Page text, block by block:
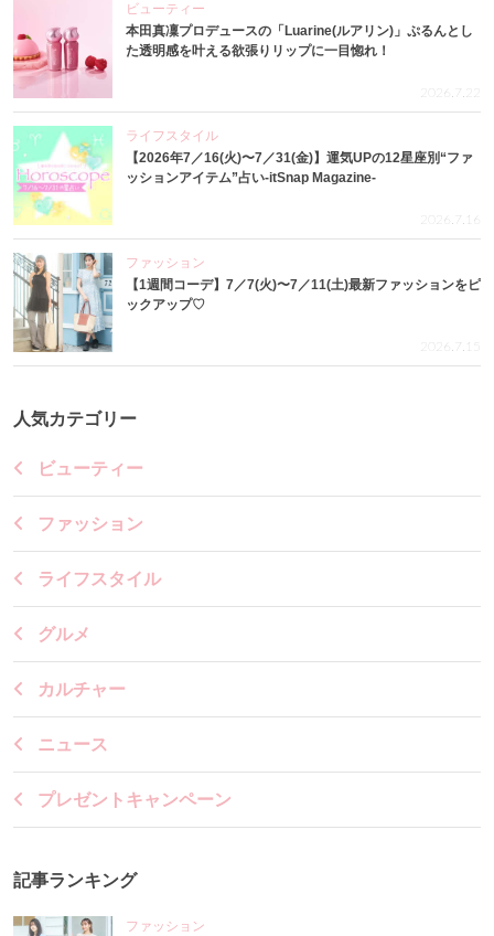
ビューティー
本田真凜プロデュースの「Luarine(ルアリン)」ぷるんとし
た透明感を叶える欲張りリップに一目惚れ！
2026.7.22
ライフスタイル
【2026年7／16(火)〜7／31(金)】運気UPの12星座別“ファ
ッションアイテム”占い-itSnap Magazine-
2026.7.16
ファッション
【1週間コーデ】7／7(火)〜7／11(土)最新ファッションをピ
ックアップ♡
2026.7.15
人気カテゴリー
ビューティー
ファッション
ライフスタイル
グルメ
カルチャー
ニュース
プレゼントキャンペーン
記事ランキング
ファッション